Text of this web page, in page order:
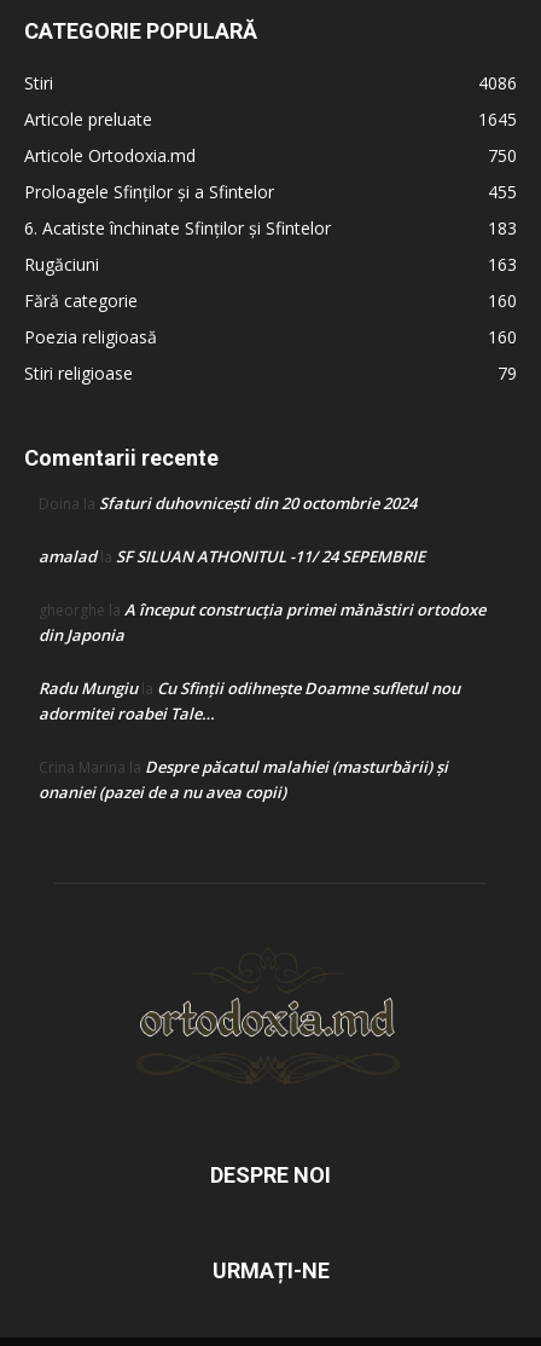
CATEGORIE POPULARĂ
Stiri
4086
Articole preluate
1645
Articole Ortodoxia.md
750
Proloagele Sfinților și a Sfintelor
455
6. Acatiste închinate Sfinților și Sfintelor
183
Rugăciuni
163
Fără categorie
160
Poezia religioasă
160
Stiri religioase
79
Comentarii recente
Doina la Sfaturi duhovnicești din 20 octombrie 2024
amaladla SF SILUAN ATHONITUL -11/ 24 SEPEMBRIE
gheorghe la A început construcţia primei mănăstiri ortodoxe
din Japonia
Radu Mungiula Cu Sfinții odihnește Doamne sufletul nou
adormitei roabei Tale…
Crina Marina la Despre păcatul malahiei (masturbării) şi
onaniei (pazei de a nu avea copii)
DESPRE NOI
URMAȚI-NE